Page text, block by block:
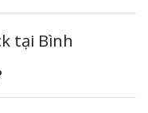
tại Bình